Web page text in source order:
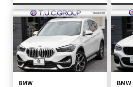
BMW BMW